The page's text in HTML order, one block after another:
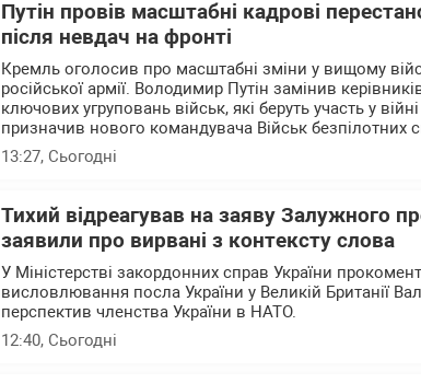
Путін провів масштабні кадрові
після невдач на фронті
Кремль оголосив про масштабні зміни у вищому
російської армії. Володимир Путін замінив
ключових угруповань військ, які беруть участь у
призначив нового командувача Військ безпілотних
13:27, Сьогодні
Тихий відреагував на заяву Залужного
заявили про вирвані з контексту слова
У Міністерстві закордонних справ України
висловлювання посла України у Великій Британії
перспектив членства України в НАТО.
12:40, Сьогодні